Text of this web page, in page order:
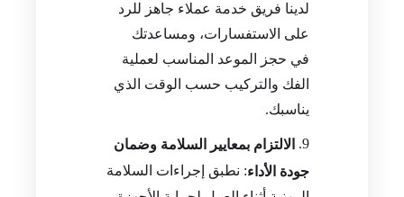
لدينا فريق خدمة عملاء جاهز للرد
على الاستفسارات، ومساعدتك
في حجز الموعد المناسب لعملية
الفك والتركيب حسب الوقت الذي
يناسبك.
الالتزام بمعايير السلامة وضمان
جودة الأداء: نطبق إجراءات السلامة